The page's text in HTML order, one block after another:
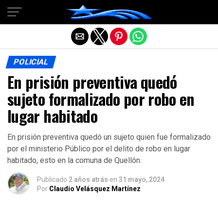
POLICIAL
En prisión preventiva quedó
sujeto formalizado por robo en
lugar habitado
En prisión preventiva quedó un sujeto quien fue formalizado
por el ministerio Público por el delito de robo en lugar
habitado, esto en la comuna de Quellón.
Publicado 2 años atrás en 31 mayo, 2024
Por Claudio Velásquez Martínez
Salir de la versión móvil